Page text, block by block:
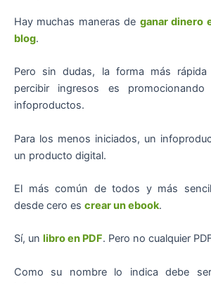
Hay muchas maneras de ganar dinero
blog.
Pero sin dudas, la forma más
percibir ingresos es
infoproductos.
Para los menos iniciados, un
un producto digital.
El más común de todos y más
desde cero es crear un ebook.
Sí, un libro en PDF. Pero no cualquier
Como su nombre lo indica debe